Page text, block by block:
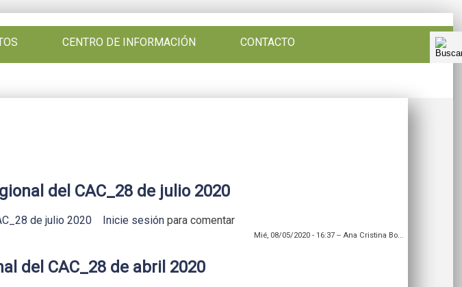
CENTRO DE INFORMACIÓN CONTACTO
del CAC_28 de julio 2020
de julio 2020 Inicie sesión para comentar
Mié, 08/05/2020 - 16:37 --Ana Cristina Bo...
del CAC_28 de abril 2020